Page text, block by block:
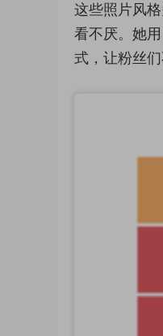
这些照片风
看不厌。她
式，让粉丝